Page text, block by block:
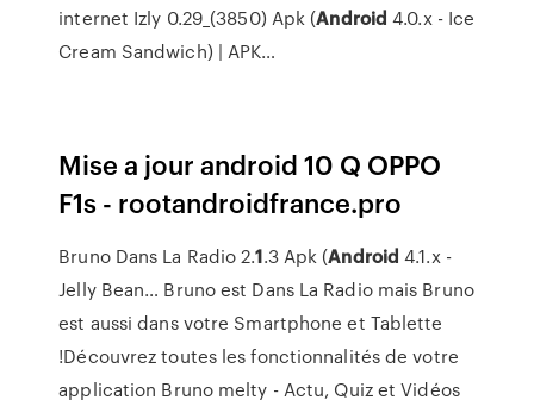
internet Izly 0.29_(3850) Apk (Android 4.0.x - Ice
Cream Sandwich) | APK…
Mise a jour android 10 Q OPPO
F1s - rootandroidfrance.pro
Bruno Dans La Radio 2.1.3 Apk (Android 4.1.x -
Jelly Bean… Bruno est Dans La Radio mais Bruno
est aussi dans votre Smartphone et Tablette
!Découvrez toutes les fonctionnalités de votre
application Bruno melty - Actu, Quiz et Vidéos